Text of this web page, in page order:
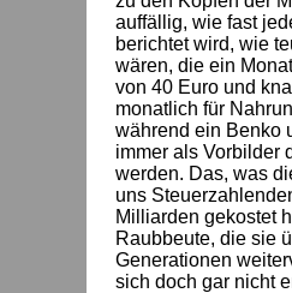
auffällig, wie fast
berichtet wird, wie
wären, die ein
von 40 Euro und
monatlich für
während ein Benko
immer als Vorbilder
werden. Das, was
uns
Milliarden gekostet
Raubbeute, die sie
Generationen
sich doch gar nicht